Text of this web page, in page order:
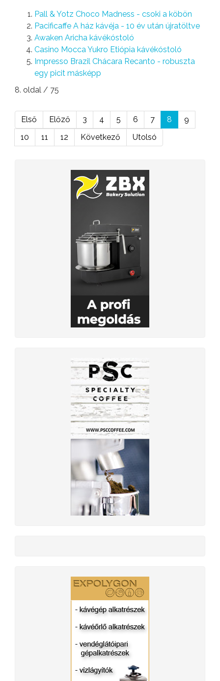
Pall & Yotz Choco Madness - csoki a köbön
Pacificaffe A ház kávéja - 10 év után újratöltve
Awaken Aricha kávékóstoló
Casino Mocca Yukro Etiópia kávékóstoló
Impresso Brazil Chácara Recanto - robuszta
egy picit másképp
8. oldal / 75
Első Előző 3 4 5 6 7 8
9
10
11 12 Következő Utolsó